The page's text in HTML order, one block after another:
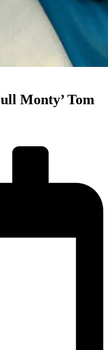
Monty’ Tom